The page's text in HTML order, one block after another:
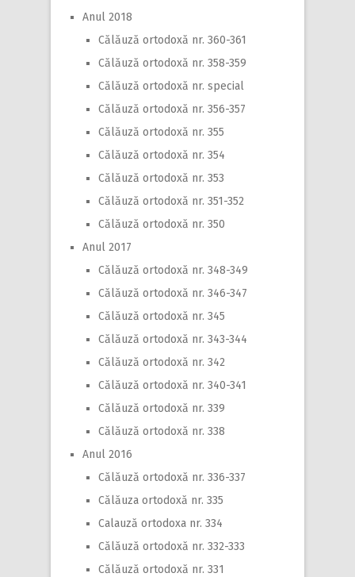
Anul 2018
Călăuză ortodoxă nr. 360-361
Călăuză ortodoxă nr. 358-359
Călăuză ortodoxă nr. special
Călăuză ortodoxă nr. 356-357
Călăuză ortodoxă nr. 355
Călăuză ortodoxă nr. 354
Călăuză ortodoxă nr. 353
Călăuză ortodoxă nr. 351-352
Călăuză ortodoxă nr. 350
Anul 2017
Călăuză ortodoxă nr. 348-349
Călăuză ortodoxă nr. 346-347
Călăuză ortodoxă nr. 345
Călăuză ortodoxă nr. 343-344
Călăuză ortodoxă nr. 342
Călăuză ortodoxă nr. 340-341
Călăuză ortodoxă nr. 339
Călăuză ortodoxă nr. 338
Anul 2016
Călăuză ortodoxă nr. 336-337
Călăuza ortodoxă nr. 335
Calauză ortodoxa nr. 334
Călăuză ortodoxă nr. 332-333
Călăuză ortodoxă nr. 331